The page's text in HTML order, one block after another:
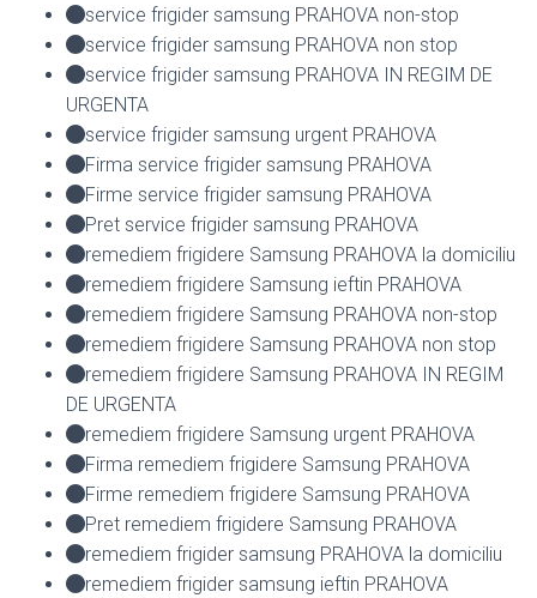
service frigider samsung PRAHOVA non-stop
service frigider samsung PRAHOVA non stop
service frigider samsung PRAHOVA IN REGIM DE
URGENTA
service frigider samsung urgent PRAHOVA
Firma service frigider samsung PRAHOVA
Firme service frigider samsung PRAHOVA
Pret service frigider samsung PRAHOVA
remediem frigidere Samsung PRAHOVA la domiciliu
remediem frigidere Samsung ieftin PRAHOVA
remediem frigidere Samsung PRAHOVA non-stop
remediem frigidere Samsung PRAHOVA non stop
remediem frigidere Samsung PRAHOVA IN REGIM
DE URGENTA
remediem frigidere Samsung urgent PRAHOVA
Firma remediem frigidere Samsung PRAHOVA
Firme remediem frigidere Samsung PRAHOVA
Pret remediem frigidere Samsung PRAHOVA
remediem frigider samsung PRAHOVA la domiciliu
remediem frigider samsung ieftin PRAHOVA